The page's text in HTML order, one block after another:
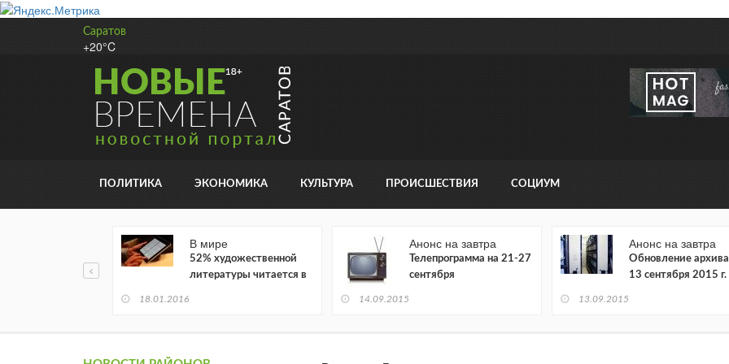
Саратов
+20°C
ПОЛИТИКА ЭКОНОМИКА КУЛЬТУРА ПРОИСШЕСТВИЯ СОЦИУМ
В мире
52% художественной
литературы читается в
18.01.2016
Анонс на завтра
Телепрограмма на 21-27
сентября
14.09.2015
Анонс на завтра
Обновление архива
13 сентября 2015 г.
13.09.2015